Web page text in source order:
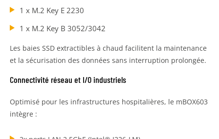
1 x M.2 Key E 2230
1 x M.2 Key B 3052/3042
Les baies SSD extractibles à chaud facilitent la maintenance
et la sécurisation des données sans interruption prolongée.
Connectivité réseau et I/O industriels
Optimisé pour les infrastructures hospitalières, le mBOX603
intègre :